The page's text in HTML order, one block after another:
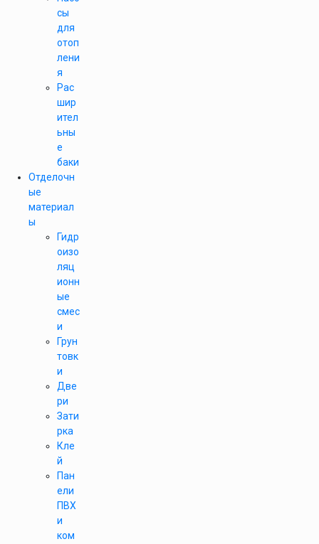
сы
для
отоп
лени
я
Рас
шир
ител
ьны
е
баки
Отделочн
ые
материал
ы
Гидр
оизо
ляц
ионн
ые
смес
и
Грун
товк
и
Две
ри
Зати
рка
Кле
й
Пан
ели
ПВХ
и
ком